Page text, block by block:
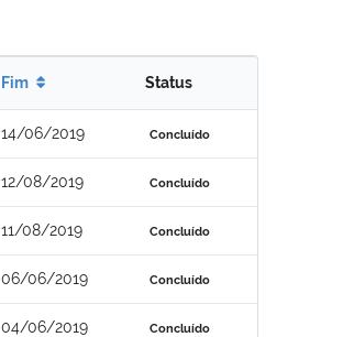
Fim Status
14/06/2019 Concluído
12/08/2019 Concluído
11/08/2019 Concluído
06/06/2019 Concluído
04/06/2019 Concluído